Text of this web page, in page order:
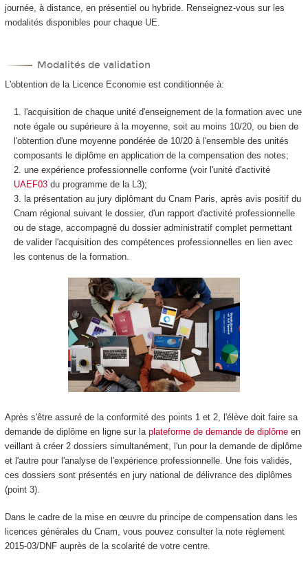
journée, à distance, en présentiel ou hybride. Renseignez-vous sur les
modalités disponibles pour chaque UE.
Modalités de validation
L'obtention de la Licence Economie est conditionnée à:
l'acquisition de chaque unité d'enseignement de la formation avec une
note égale ou supérieure à la moyenne, soit au moins 10/20, ou bien de
l'obtention d'une moyenne pondérée de 10/20 à l'ensemble des unités
composants le diplôme en application de la compensation des notes;
une expérience professionnelle conforme (voir l'unité d'activité
UAEF03du programme de la L3);
la présentation au jury diplômant du Cnam Paris, après avis positif du
Cnam régional suivant le dossier, d'un rapport d'activité professionnelle
ou de stage, accompagné du dossier administratif complet permettant
de valider l'acquisition des compétences professionnelles en lien avec
les contenus de la formation.
Après s'être assuré de la conformité des points 1 et 2, l'élève doit faire sa
demande de diplôme en ligne sur la plateforme de demande de diplômeen
veillant à créer 2 dossiers simultanément, l'un pour la demande de diplôme
et l'autre pour l'analyse de l'expérience professionnelle. Une fois validés,
ces dossiers sont présentés en jury national de délivrance des diplômes
(point 3).
Dans le cadre de la mise en œuvre du principe de compensation dans les
licences générales du Cnam, vous pouvez consulter la note règlement
2015-03/DNF auprès de la scolarité de votre centre.